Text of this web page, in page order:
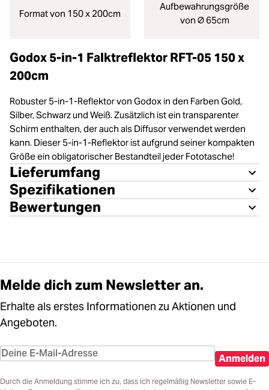
Format von 150 x 200cm
Aufbewahrungsgröße
von ⌀ 65cm
Godox 5-in-1 Falktreflektor RFT-05 150 x
200cm
Robuster 5-in-1-Reflektor von Godox in den Farben Gold,
Silber, Schwarz und Weiß. Zusätzlich ist ein transparenter
Schirm enthalten, der auch als Diffusor verwendet werden
kann. Dieser 5-in-1-Reflektor ist aufgrund seiner kompakten
Größe ein obligatorischer Bestandteil jeder Fototasche!
Lieferumfang
Spezifikationen
Bewertungen
Melde dich zum Newsletter an.
Erhalte als erstes Informationen zu Aktionen und
Angeboten.
Anmelden
Durch die Anmeldung stimme ich zu, dass ich regelmäßig Newsletter sowie E-